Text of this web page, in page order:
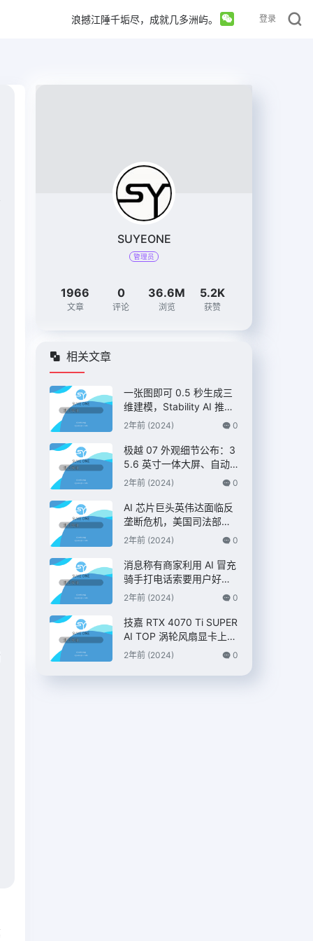
浪撼江陲千垢尽，成就几多洲屿。 登录
SUYEONE
管理员
1966
文章
0
评论
36.6M
浏览
5.2K
获赞
相关文章
一张图即可 0.5 秒生成三
维建模，Stability AI 推出
“Stable Fast 3D”模型
2年前 (2024) 0
极越 07 外观细节公布：3
5.6 英寸一体大屏、自动
升降尾翼，定位 C 级纯电
2年前 (2024) 0
AI 芯片巨头英伟达面临反
垄断危机，美国司法部双
管齐下展开调查 – IT之家
2年前 (2024) 0
消息称有商家利用 AI 冒充
骑手打电话索要用户好
评，“平台考核”、“高温补
2年前 (2024) 0
技嘉 RTX 4070 Ti SUPER
AI TOP 涡轮风扇显卡上
市，7399 元
2年前 (2024) 0